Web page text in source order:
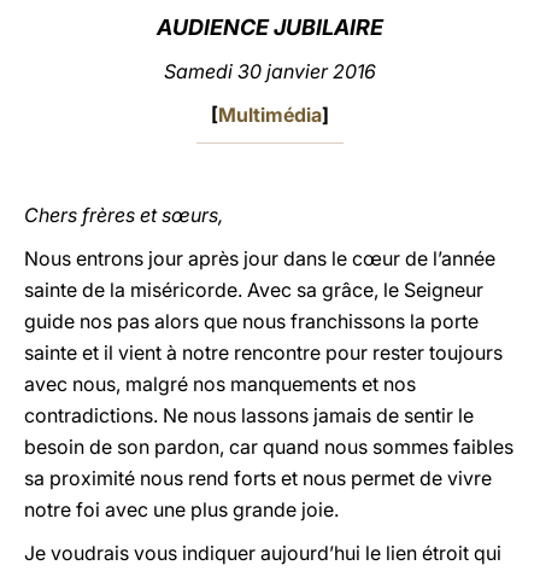
LATINE
AUDIENCE JUBILAIRE
Samedi 30 janvier 2016
[Multimédia]
Chers frères et sœurs,
Nous entrons jour après jour dans le cœur de l’année
sainte de la miséricorde. Avec sa grâce, le Seigneur
guide nos pas alors que nous franchissons la porte
sainte et il vient à notre rencontre pour rester toujours
avec nous, malgré nos manquements et nos
contradictions. Ne nous lassons jamais de sentir le
besoin de son pardon, car quand nous sommes faibles
sa proximité nous rend forts et nous permet de vivre
notre foi avec une plus grande joie.
Je voudrais vous indiquer aujourd’hui le lien étroit qui